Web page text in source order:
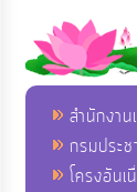
สำนักงา
กรมประ
โครงอันเ